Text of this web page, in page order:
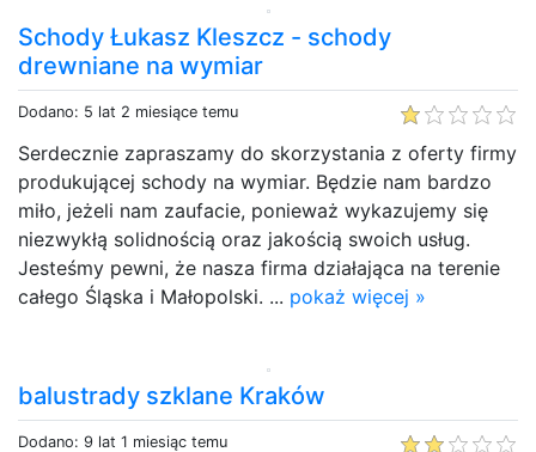
Schody Łukasz Kleszcz - schody
drewniane na wymiar
Dodano: 5 lat 2 miesiące temu
Serdecznie zapraszamy do skorzystania z oferty firmy
produkującej schody na wymiar. Będzie nam bardzo
miło, jeżeli nam zaufacie, ponieważ wykazujemy się
niezwykłą solidnością oraz jakością swoich usług.
Jesteśmy pewni, że nasza firma działająca na terenie
całego Śląska i Małopolski. ... pokaż więcej »
balustrady szklane Kraków
Dodano: 9 lat 1 miesiąc temu